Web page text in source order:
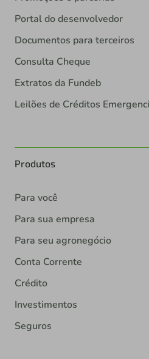
Portal do desenvolvedor
Documentos para terceiros
Consulta Cheque
Extratos da Fundeb
Leilões de Créditos
Produtos
Para você
Para sua empresa
Para seu agronegócio
Conta Corrente
Crédito
Investimentos
Seguros